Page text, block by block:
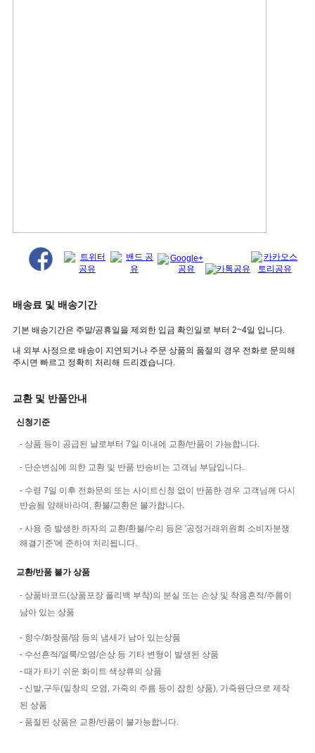
배송료 및 배송기간
기본 배송기간은 주말/공휴일을 제외한 입금 확인일로 부터 2~4일 입니다.
내 외부 사정으로 배송이 지연되거나 주문 상품의 품절의 경우 전화로 문의해
주시면 빠르고 정확히 처리해 드리겠습니다.
교환 및 반품안내
신청기준
- 상품 등이 공급된 날로부터 7일 이내에 교환/반품이 가능합니다.
- 단순변심에 의한 교환 및 반품 반송비는 고객님 부담입니다.
- 수령 7일 이후 전화문의 또는 사이트신청 없이 반품한 경우 고객님께 다시
반송됨 양해바라며, 환불/교환은 불가합니다.
- 사용 중 발생한 하자의 교환/환불/수리 등은 '공정거래위원회 소비자분쟁
해결기준'에 준하여 처리됩니다.
교환/반품 불가 상품
- 상품바코드(상품포장 폴리백 부착)의 분실 또는 손상 및 착용흔적/주름이
남아 있는 상품
- 향수/화장품/땀 등의 냄새가 남아 있는상품
- 수선흔적/얼룩/오염/손상 등 기타 변형이 발생된 상품
- 때가 타기 쉬운 화이트 색상류의 상품
- 신발,구두(밑창의 오염, 가죽의 주름 등이 잡힌 상품), 가죽원단으로 제작
된 상품
- 품절된 상품은 교환/반품이 불가능합니다.